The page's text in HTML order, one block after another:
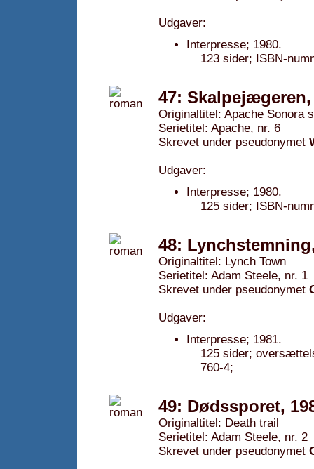
Udgaver:
Interpresse; 1980.
123 sider; ISBN-
47: Skalpejægeren,
Originaltitel: Apache Sonora
Serietitel: Apache, nr. 6
Skrevet under pseudonymet
Udgaver:
Interpresse; 1980.
125 sider; ISBN-
48:
Originaltitel: Lynch Town
Serietitel: Adam Steele, nr. 1
Skrevet under pseudonymet
Udgaver:
Interpresse; 1981.
125 sider;
760-4;
49: Dødssporet,
Originaltitel: Death trail
Serietitel: Adam Steele, nr. 2
Skrevet under pseudonymet